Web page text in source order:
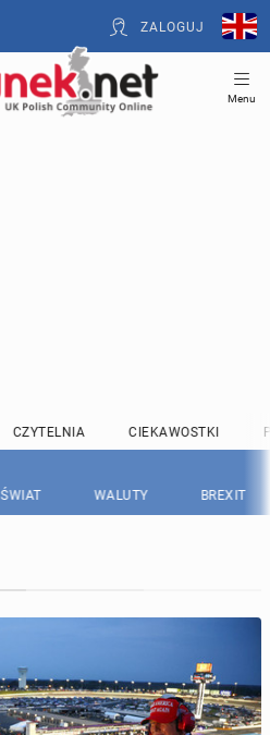
ZALOGUJ
Menu
CZYTELNIA CIEKAWOSTKI
ŚWIAT WALUTY BREXIT